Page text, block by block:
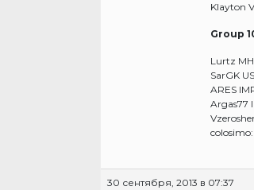
Klayton
Group
Lurtz
SarGK
ARES
Argas77
30 сентября, 2013 в 07:37